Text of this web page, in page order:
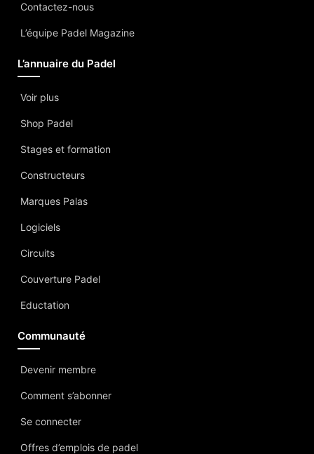
Contactez-nous
L’équipe Padel Magazine
L’annuaire du Padel
Voir plus
Shop Padel
Stages et formation
Constructeurs
Marques Palas
Logiciels
Circuits
Couverture Padel
Eductation
Communauté
Devenir membre
Comment s’abonner
Se connecter
Offres d’emplois de padel